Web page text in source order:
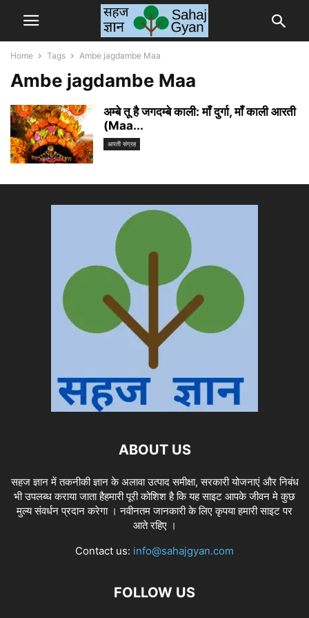
Home Tags Ambe jagdambe Maa
Ambe jagdambe Maa
अम्बे तू है जगदम्बे काली: माँ दुर्गा, माँ काली आरती
(Maa...
आरती संग्रह
ABOUT US
सहज ज्ञान में तकनीकी ज्ञान के अलावा उत्पाद समीक्षा, सरकारी योजनाएं और निबंध
भी उपलब्ध कराया जाता हैहमारी पूरी कोशिश है कि यह साइट आपके जीवन मे कुछ
मुल्य संवर्धन प्रदान करेगा । नवीनतम जानकारी के लिए कृपया हमारी साइट पर
आते रहिए ।
Contact us: info@sahajgyan.com
FOLLOW US